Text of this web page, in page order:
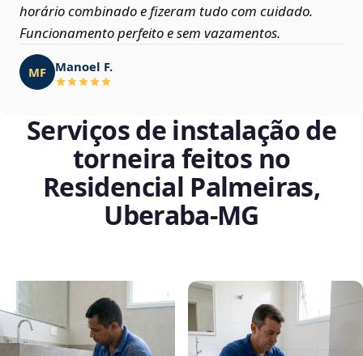
horário combinado e fizeram tudo com cuidado.
Funcionamento perfeito e sem vazamentos.
MF Manoel F.
Serviços de instalação de
torneira feitos no
Residencial Palmeiras,
Uberaba‑MG